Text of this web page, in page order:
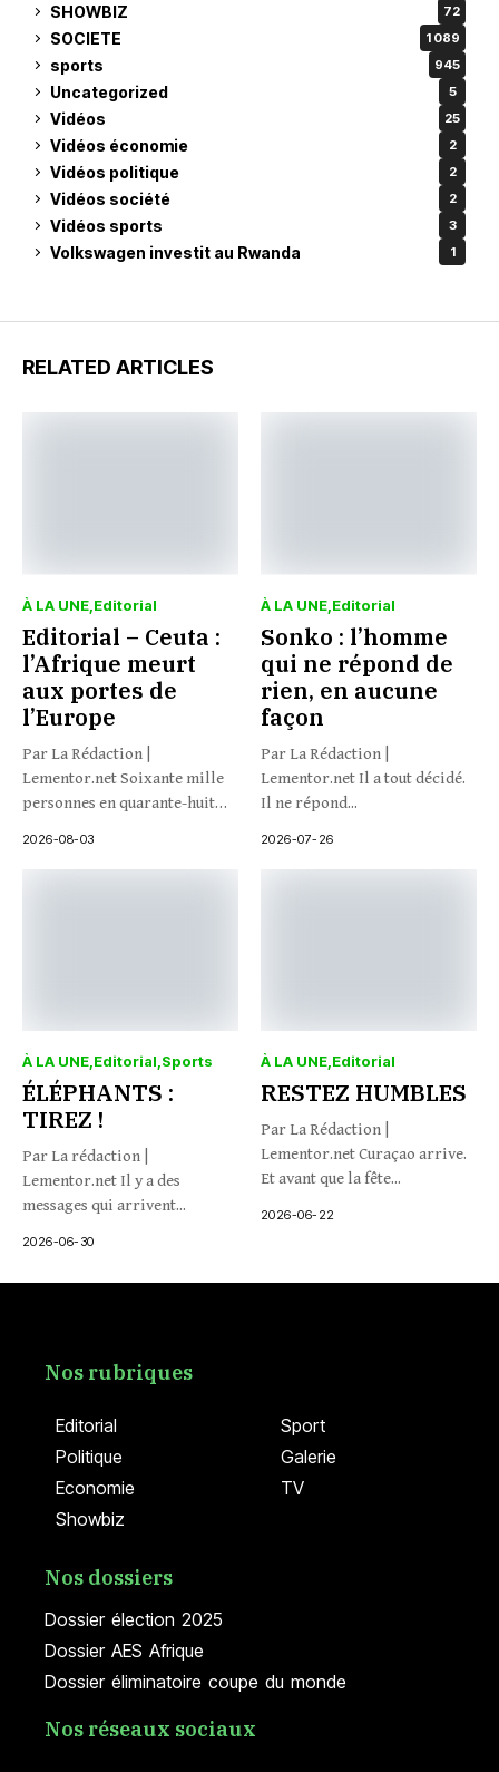
SHOWBIZ 72
SOCIETE 1 089
sports 945
Uncategorized 5
Vidéos 25
Vidéos économie 2
Vidéos politique 2
Vidéos société 2
Vidéos sports 3
Volkswagen investit au Rwanda 1
RELATED ARTICLES
À LA UNE Editorial
Editorial – Ceuta :
l’Afrique meurt
aux portes de
l’Europe
Par La Rédaction |
Lementor.net Soixante mille
personnes en quarante-huit
2026-08-03
À LA UNE Editorial
Sonko : l’homme
qui ne répond de
rien, en aucune
façon
Par La Rédaction |
Lementor.net Il a tout décidé.
Il ne répond...
2026-07-26
À LA UNE Editorial Sports
ÉLÉPHANTS :
TIREZ !
Par La rédaction |
Lementor.net Il y a des
messages qui arrivent...
2026-06-30
À LA UNE Editorial
RESTEZ HUMBLES
Par La Rédaction |
Lementor.net Curaçao arrive.
Et avant que la fête...
2026-06-22
Editorial
Politique
Economie
Showbiz
Sport
Galerie
TV
Nos rubriques
Dossier élection 2025
Dossier AES Afrique
Dossier éliminatoire coupe du monde
Nos dossiers
Nos réseaux sociaux